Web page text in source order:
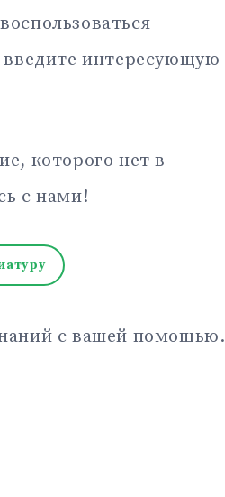
интересующую
которого нет в
с нами!
с вашей помощью.